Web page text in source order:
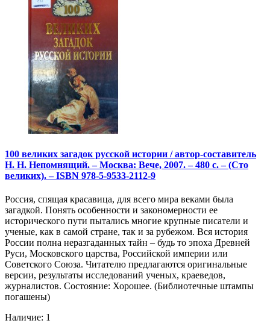
100 великих загадок русской истории / автор-составитель
Н. Н. Непомнящий. – Москва: Вече, 2007. – 480 с. – (Сто
великих). – ISBN 978-5-9533-2112-9
Россия, спящая красавица, для всего мира веками была
загадкой. Понять особенности и закономерности ее
исторического пути пытались многие крупные писатели и
ученые, как в самой стране, так и за рубежом. Вся история
России полна неразгаданных тайн – будь то эпоха Древней
Руси, Московского царства, Российской империи или
Советского Союза. Читателю предлагаются оригинальные
версии, результаты исследований ученых, краеведов,
журналистов. Состояние: Хорошее. (Библиотечные штампы
погашены)
Наличие: 1